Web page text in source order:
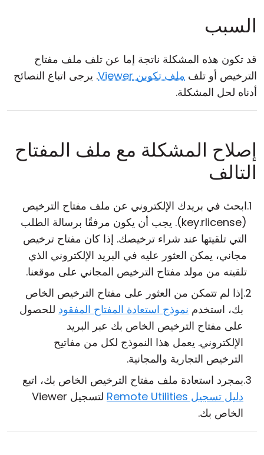
السبب
قد تكون هذه المشكلة ناتجة إما عن تلف ملف مفتاح
الترخيص أو تلف ملف تكوين Viewer
. يرجى اتباع النصائح
أدناه لحل المشكلة.
إصلاح المشكلة مع ملف المفتاح
التالف
ابحث في بريدك الإلكتروني عن ملف مفتاح الترخيص
(key.rlicense). يجب أن يكون مرفقًا برسالة الطلب
التي تلقيتها عند شراء ترخيصك. إذا كان مفتاح ترخيص
مجاني، يمكن العثور عليه في البريد الإلكتروني الذي
تلقيته من مولد مفتاح الترخيص المجاني على موقعنا.
إذا لم تتمكن من العثور على مفتاح الترخيص الخاص
بك، استخدم نموذج استعادة المفتاح المفقود للحصول
على مفتاح الترخيص الخاص بك عبر البريد
الإلكتروني. يعمل هذا النموذج لكل من مفاتيح
الترخيص التجارية والمجانية.
بمجرد استعادة ملف مفتاح الترخيص الخاص بك، اتبع
دليل تسجيل Remote Utilities
لتسجيل Viewer
الخاص بك.